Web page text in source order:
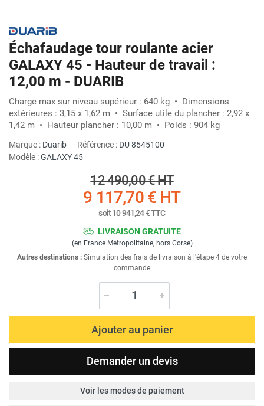
Échafaudage tour roulante acier
GALAXY 45 - Hauteur de travail :
12,00 m - DUARIB
Charge max sur niveau supérieur : 640 kg • Dimensions
extérieures : 3,15 x 1,62 m • Surface utile du plancher : 2,92 x
1,42 m • Hauteur plancher : 10,00 m • Poids : 904 kg
Marque : Duarib Référence : DU 8545100
Modèle :GALAXY 45
12 490,00 €HT
9 117,70 € HT
soit10 941,24 €TTC
LIVRAISON GRATUITE
(en France Métropolitaine, hors Corse)
Autres destinations : Simulation des frais de livraison à l'étape 4 de votre
commande
Ajouter au panier
Demander un devis
Voir les modes de paiement